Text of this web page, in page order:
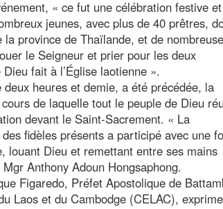
« ce fut une célébration festive et
jeunes, avec plus de 40 prêtres,
province de Thaïlande, et de
le Seigneur et prier pour les deux
fait à l’Église laotienne ».
heures et demie, a été précédée, la
de laquelle tout le peuple de Dieu
devant le Saint-Sacrement. « La
fidèles présents a participé avec une
louant Dieu et remettant entre ses mains
Anthony Adoun Hongsaphong.
Figaredo, Préfet Apostolique de
Laos et du Cambodge (CELAC),